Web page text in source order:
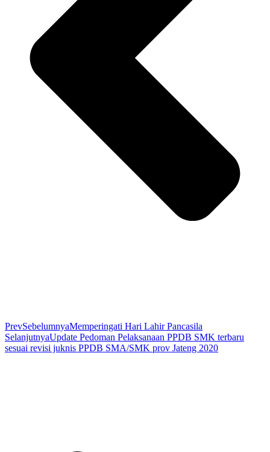
PrevSebelumnyaMemperingati Hari Lahir Pancasila
SelanjutnyaUpdate Pedoman Pelaksanaan PPDB SMK terbaru
sesuai revisi juknis PPDB SMA/SMK prov Jateng 2020